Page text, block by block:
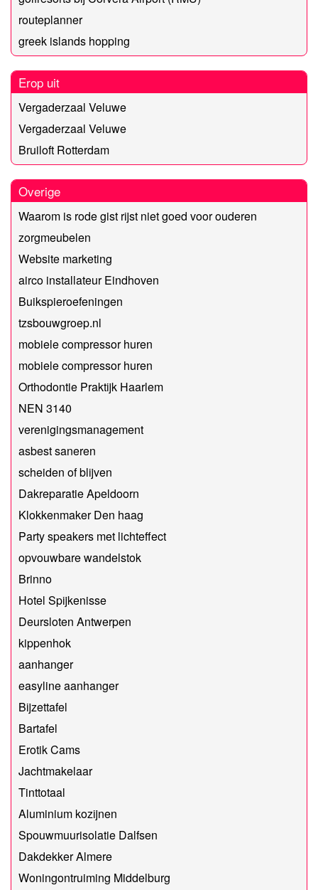
routeplanner
greek islands hopping
Erop uit
Vergaderzaal Veluwe
Vergaderzaal Veluwe
Bruiloft Rotterdam
Overige
Waarom is rode gist rijst niet goed voor ouderen
zorgmeubelen
Website marketing
airco installateur Eindhoven
Buikspieroefeningen
tzsbouwgroep.nl
mobiele compressor huren
mobiele compressor huren
Orthodontie Praktijk Haarlem
NEN 3140
verenigingsmanagement
asbest saneren
scheiden of blijven
Dakreparatie Apeldoorn
Klokkenmaker Den haag
Party speakers met lichteffect
opvouwbare wandelstok
Brinno
Hotel Spijkenisse
Deursloten Antwerpen
kippenhok
aanhanger
easyline aanhanger
Bijzettafel
Bartafel
Erotik Cams
Jachtmakelaar
Tinttotaal
Aluminium kozijnen
Spouwmuurisolatie Dalfsen
Dakdekker Almere
Woningontruiming Middelburg